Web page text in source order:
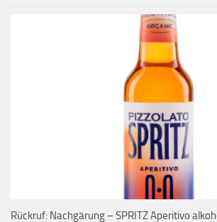
Rückruf: Nachgärung – SPRITZ Aperitivo